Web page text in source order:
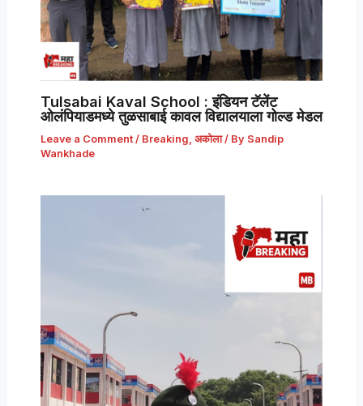
Tulsabai Kaval School : इंडियन टॅलेंट
ओलंपियाडमध्ये तुळसाबाई कावल विद्यालयाला गोल्ड मेडल
Leave a Comment / Breaking, अकोला/ By Sandip
Wankhade